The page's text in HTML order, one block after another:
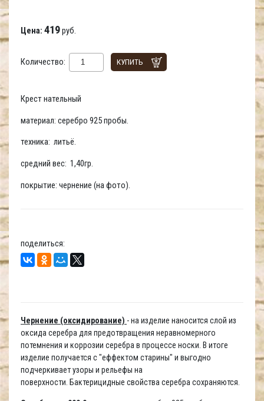
Цена: 419руб.
Количество: КУПИТЬ
Крест нательный
материал: серебро 925 пробы.
техника: литьё.
средний вес: 1,40гр.
покрытие: чернение (на фото).
поделиться:
Чернение (оксидирование) - на изделие наносится слой из
оксида серебра для предотвращения неравномерного
потемнения и коррозии серебра в процессе носки. В итоге
изделие получается с "еффектом старины" и выгодно
подчеркивает узоры и рельефы на
поверхности. Бактерицидные свойства серебра сохраняются.